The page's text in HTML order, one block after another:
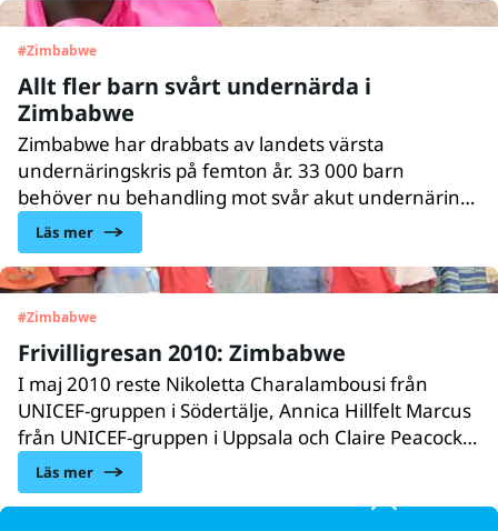
#Zimbabwe
Allt fler barn svårt undernärda i
Zimbabwe
Zimbabwe har drabbats av landets värsta
undernäringskris på femton år. 33 000 barn
behöver nu behandling mot svår akut undernäring,
enligt UNICEF. Väderfenomenet El Niño har skapat
en svår torka och stora insatser krävs för att stoppa
en hungerkatastrof innan det är för sent.
Läs mer
#Zimbabwe
Frivilligresan 2010: Zimbabwe
I maj 2010 reste Nikoletta Charalambousi från
UNICEF-gruppen i Södertälje, Annica Hillfelt Marcus
från UNICEF-gruppen i Uppsala och Claire Peacock
från UNICEF-gruppen i Lund till Zimbabwe. Under
en veckas tid fick gruppen se hur UNICEF arbetar
för barns rättigheter i Zimbabwe. Här berättar
Läs mer